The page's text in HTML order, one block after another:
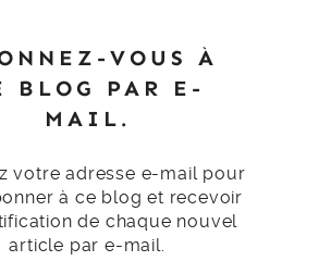
VOUS À
BLOG PAR E-
MAIL.
votre adresse e-mail pour
à ce blog et recevoir
de chaque nouvel
article par e-mail.